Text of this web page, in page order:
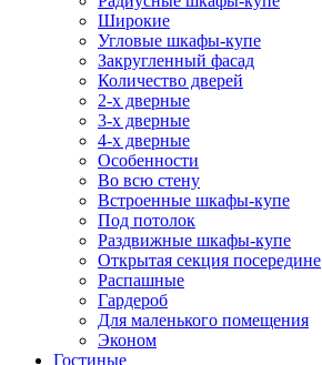
Широкие
Угловые шкафы-купе
Закругленный фасад
Количество дверей
2-х дверные
3-х дверные
4-х дверные
Особенности
Во всю стену
Встроенные шкафы-купе
Под потолок
Раздвижные шкафы-купе
Открытая секция посередине
Распашные
Гардероб
Для маленького помещения
Эконом
Гостиные